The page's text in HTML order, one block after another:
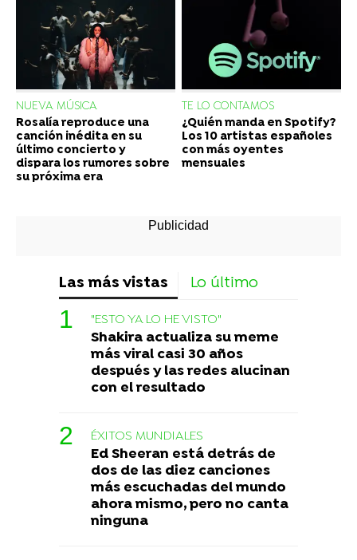
NUEVA MÚSICA
Rosalía reproduce una
canción inédita en su
último concierto y
dispara los rumores sobre
su próxima era
TE LO CONTAMOS
¿Quién manda en Spotify?
Los 10 artistas españoles
con más oyentes
mensuales
Las más vistas Lo último
"ESTO YA LO HE VISTO"
Shakira actualiza su meme
más viral casi 30 años
después y las redes alucinan
con el resultado
ÉXITOS MUNDIALES
Ed Sheeran está detrás de
dos de las diez canciones
más escuchadas del mundo
ahora mismo, pero no canta
ninguna